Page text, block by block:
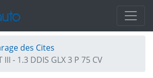
des Cites
III - 1.3 DDIS GLX 3 P 75 CV